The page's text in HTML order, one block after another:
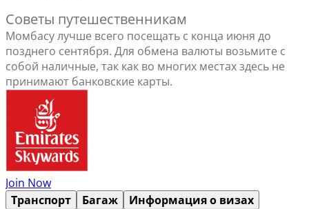
Советы путешественникам
Момбасу лучше всего посещать с конца июня до
позднего сентября. Для обмена валюты возьмите с
собой наличные, так как во многих местах здесь не
принимают банковские карты.
Join Now
Транспорт
Багаж
Информация о визах